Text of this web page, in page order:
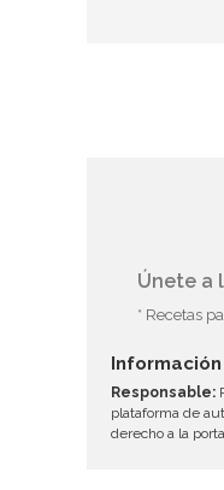
Únete a
* Recetas
Responsable:
plataforma de
derecho a la